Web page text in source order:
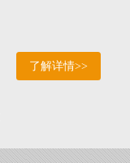
了解详情>>